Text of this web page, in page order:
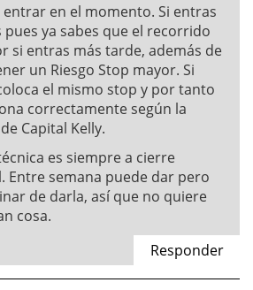
entrar en el momento. Si entras
pues ya sabes que el recorrido
si entras más tarde, además de
un Riesgo Stop mayor. Si
el mismo stop y por tanto
correctamente según la
Capital Kelly.
es siempre a cierre
Entre semana puede dar pero
de darla, así que no quiere
cosa.
Responder